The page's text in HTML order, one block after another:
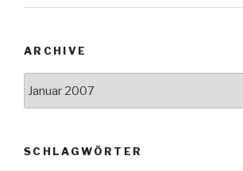
ARCHIVE
SCHLAGWÖRTER